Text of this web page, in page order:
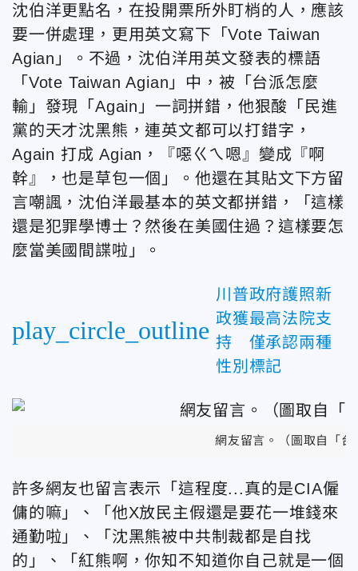
沈伯洋更點名，在投開票所外盯梢的人，應該
要一併處理，更用英文寫下「Vote Taiwan
Agian」。不過， 沈伯洋用英文發表的標語
「Vote Taiwan Agian」中，被「台派怎麼
輸 」發現 「Again」一詞拼錯，他狠酸 「民進
黨的天才沈黑熊，連英文都可以打錯字，
Again 打成 Agian，
『噁ㄍㄟ嗯』變成『啊
幹』，也是草包一個」。他還在其貼文下方留
言嘲諷，沈伯洋最基本的英文都拼錯，「這樣
還是犯罪學博士？然後在美國住過？這樣要怎
麼當美國間諜啦」。
play_circle_outline
川普政府護照新
政獲最高法院支
持 僅承認兩種
性別標記
網友留言。（圖取自 「台
許多網友也留言表示 「這程度...真的是CIA僱
傭的嘛 」、 「 他X放民主假還是要花一堆錢來
通勤啦 」、 「 沈黑熊被中共制裁都是自找
的 」、 「 紅熊啊，你知不知道你自己就是一個